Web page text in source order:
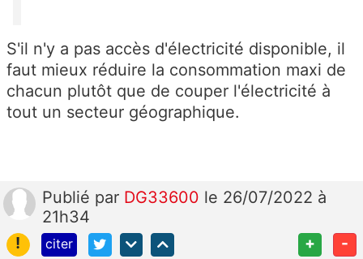
S'il n'y a pas accès d'électricité disponible, il
faut mieux réduire la consommation maxi de
chacun plutôt que de couper l'électricité à
tout un secteur géographique.
Publié par DG33600 le 26/07/2022 à
21h34
!
citer + -